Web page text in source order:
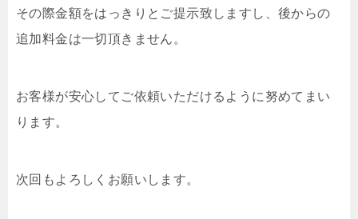
その際金額をはっきりとご提示致しますし、後からの
追加料金は一切頂きません。
お客様が安心してご依頼いただけるように努めてまい
ります。
次回もよろしくお願いします。